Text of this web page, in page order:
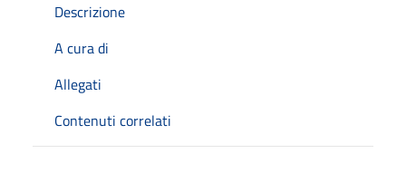
Descrizione
A cura di
Allegati
Contenuti correlati